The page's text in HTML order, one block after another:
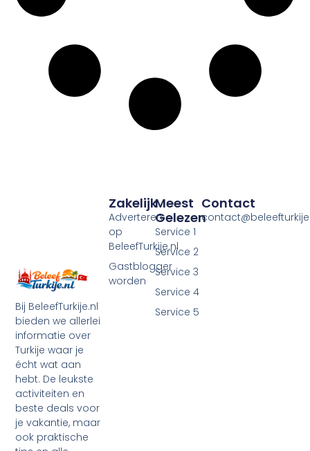
Bij BeleefTurkije.nl
bieden we allerlei
informatie over
Turkije waar je
écht wat aan
hebt. De leukste
activiteiten en
beste deals voor
je vakantie, maar
ook praktische
Meest
Gelezen
Service 1
Service 2
Service 3
Service 4
Service 5
Zakelijk
Adverteren
op
BeleefTurkije.nl
Gastblogger
worden
Contact